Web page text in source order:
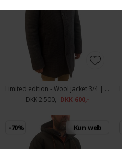
Limited edition - Wool jacket 3/4 | Uldjakke Navy
DKK 2.500,- DKK 600,-
-70% Kun web